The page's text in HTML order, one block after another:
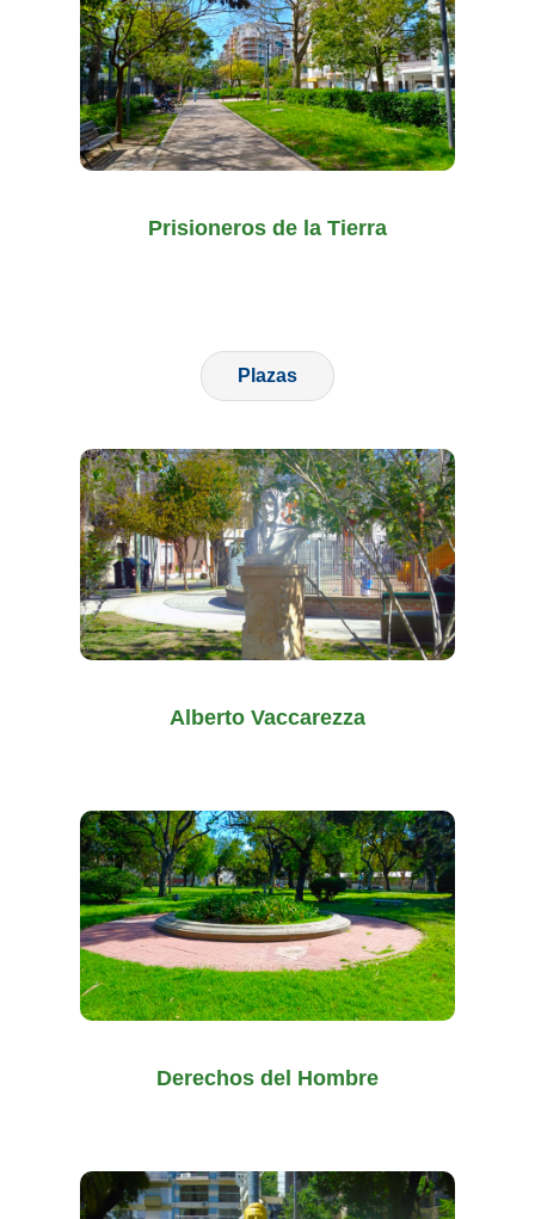
Prisioneros de la Tierra
Plazas
Alberto Vaccarezza
Derechos del Hombre